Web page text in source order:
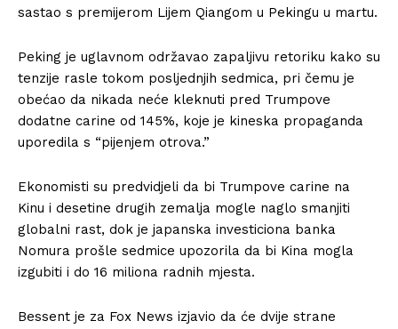
sastao s premijerom Lijem Qiangom u Pekingu u martu.
Peking je uglavnom održavao zapaljivu retoriku kako su
tenzije rasle tokom posljednjih sedmica, pri čemu je
obećao da nikada neće kleknuti pred Trumpove
dodatne carine od 145%, koje je kineska propaganda
uporedila s “pijenjem otrova.”
Ekonomisti su predvidjeli da bi Trumpove carine na
Kinu i desetine drugih zemalja mogle naglo smanjiti
globalni rast, dok je japanska investiciona banka
Nomura prošle sedmice upozorila da bi Kina mogla
izgubiti i do 16 miliona radnih mjesta.
Bessent je za Fox News izjavio da će dvije strane